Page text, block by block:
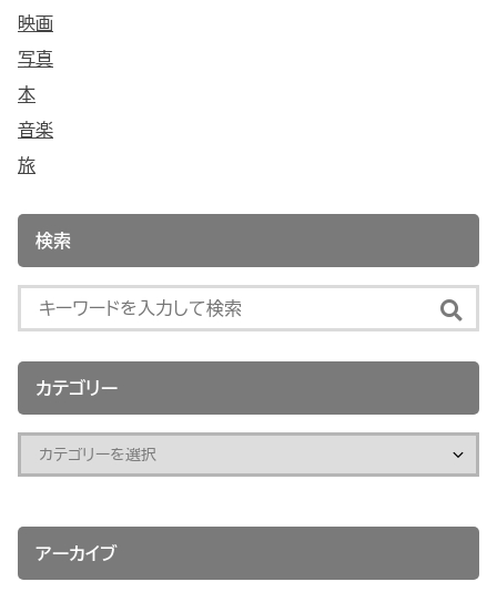
映画
写真
本
音楽
旅
検索
カテゴリー
アーカイブ